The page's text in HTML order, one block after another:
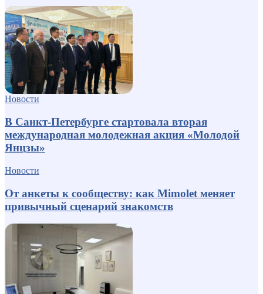
Новости
В Санкт-Петербурге стартовала вторая
международная молодежная акция «Молодой
Янцзы»
Новости
От анкеты к сообществу: как Mimolet меняет
привычный сценарий знакомств